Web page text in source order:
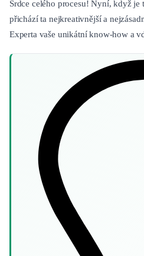
Srdce celého procesu! Nyní, když
přichází ta nejkreativnější a
Experta vaše unikátní know-how a